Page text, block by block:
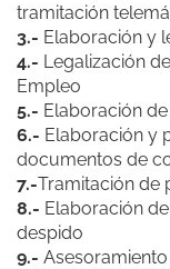
tramitación
3.- Elaboración y
4.- Legalización
Empleo
5.- Elaboración
6.- Elaboración y
documentos de
7.-Tramitación de
8.- Elaboración
despido
9.-